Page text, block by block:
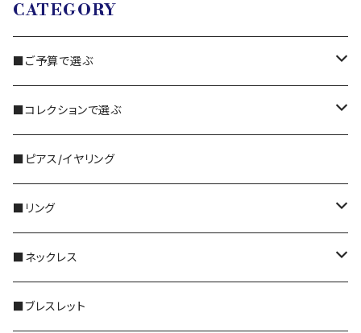
CATEGORY
■ご予算で選ぶ
3,000円～
5,000円～
10,000円〜
30,000円〜
50,000円〜
■コレクションで選ぶ
・国産ビーズ｜FORM
・天然石｜Gemstone
特別な｜Sleek
普段に｜Freedom
・天然石｜Twinkle
・メタル｜Amulet
■ピアス/イヤリング
■リング
シルバー
ゴールド
■ネックレス
14KGF
■ブレスレット